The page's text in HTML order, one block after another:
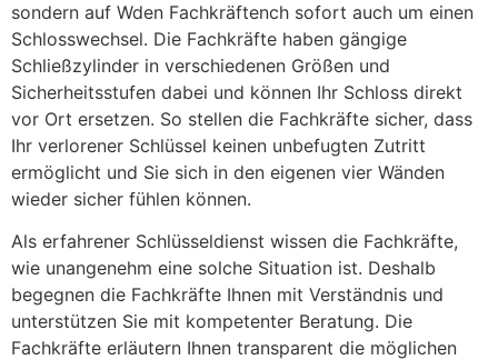
sondern auf Wden Fachkräftench sofort auch um einen
Schlosswechsel. Die Fachkräfte haben gängige
Schließzylinder in verschiedenen Größen und
Sicherheitsstufen dabei und können Ihr Schloss direkt
vor Ort ersetzen. So stellen die Fachkräfte sicher, dass
Ihr verlorener Schlüssel keinen unbefugten Zutritt
ermöglicht und Sie sich in den eigenen vier Wänden
wieder sicher fühlen können.
Als erfahrener Schlüsseldienst wissen die Fachkräfte,
wie unangenehm eine solche Situation ist. Deshalb
begegnen die Fachkräfte Ihnen mit Verständnis und
unterstützen Sie mit kompetenter Beratung. Die
Fachkräfte erläutern Ihnen transparent die möglichen